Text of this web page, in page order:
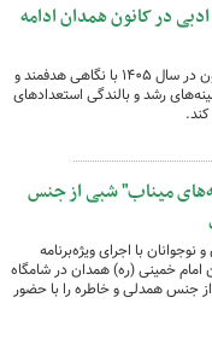
در کانون همدان ادامه
واحد آفرینش‌های ادبی کانون در سال ۱۴۰۵ با نگاهی هدفمند و
رشد و بالندگی استعدادهای
میناب" شبی از جنس
با اجرای ویژه‌برنامه
امام خمینی (ره) همدان در شامگاه
جنس همدلی و خاطره را با حضور